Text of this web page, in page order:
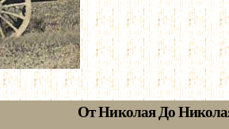
От Николая До